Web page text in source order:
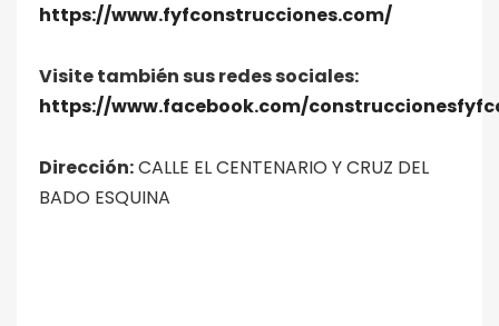
https://www.fyfconstrucciones.com/
Visite también sus redes sociales:
https://www.facebook.com/
Dirección:CALLE EL CENTENARIO Y CRUZ DEL
BADO ESQUINA